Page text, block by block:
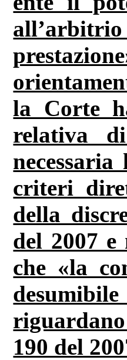
all’arbitrio
la Corte
relativa
criteri
della
del 2007
che «la
riguardano
190 del